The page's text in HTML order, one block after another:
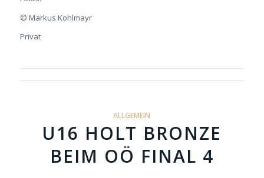
© Markus Kohlmayr
Privat
ALLGEMEIN
U16 HOLT BRONZE
BEIM OÖ FINAL 4